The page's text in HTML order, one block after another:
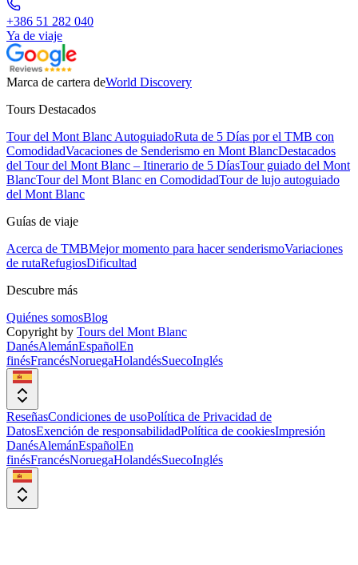
+386 51 282 040
Ya de viaje
Marca de cartera deWorld Discovery
Tours Destacados
Tour del Mont Blanc AutoguiadoRuta de 5 Días por el TMB con
ComodidadVacaciones de Senderismo en Mont BlancDestacados
del Tour del Mont Blanc – Itinerario de 5 DíasTour guiado del Mont
BlancTour del Mont Blanc en ComodidadTour de lujo autoguiado
del Mont Blanc
Guías de viaje
Acerca de TMBMejor momento para hacer senderismoVariaciones
de rutaRefugiosDificultad
Descubre más
Quiénes somosBlog
Copyright by Tours del Mont Blanc
DanésAlemánEspañolEn
finésFrancésNoruegaHolandésSuecoInglés
ReseñasCondiciones de usoPolítica de Privacidad de
DatosExención de responsabilidadPolítica de cookiesImpresión
DanésAlemánEspañolEn
finésFrancésNoruegaHolandésSuecoInglés